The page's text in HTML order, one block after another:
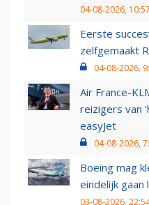
04-08-2026, 10:57
Eerste
zelfgemaakt
04-08-2026,
Air France-
reizigers van
easyJet
04-08-2026,
Boeing mag
eindelijk gaan
03-08-2026,